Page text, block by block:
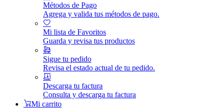
Métodos de Pago
Agrega y valida tus métodos de pago.
Mi lista de Favoritos
Guarda y revisa tus productos
Sigue tu pedido
Revisa el estado actual de tu pedido.
Descarga tu factura
Consulta y descarga tu factura
Mi carrito